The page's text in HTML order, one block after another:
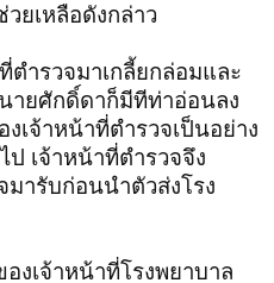
ยเหลือดังกล่าว
วจมาเกลี้ยกล่อมและ
ายศักดิ์ดาก็มีทีท่าอ่อนลง
เจ้าหน้าที่ตำรวจเป็นอย่าง
ป เจ้าหน้าที่ตำรวจจึง
มารับก่อนนำตัวส่งโรง
าหน้าที่โรงพยาบาล